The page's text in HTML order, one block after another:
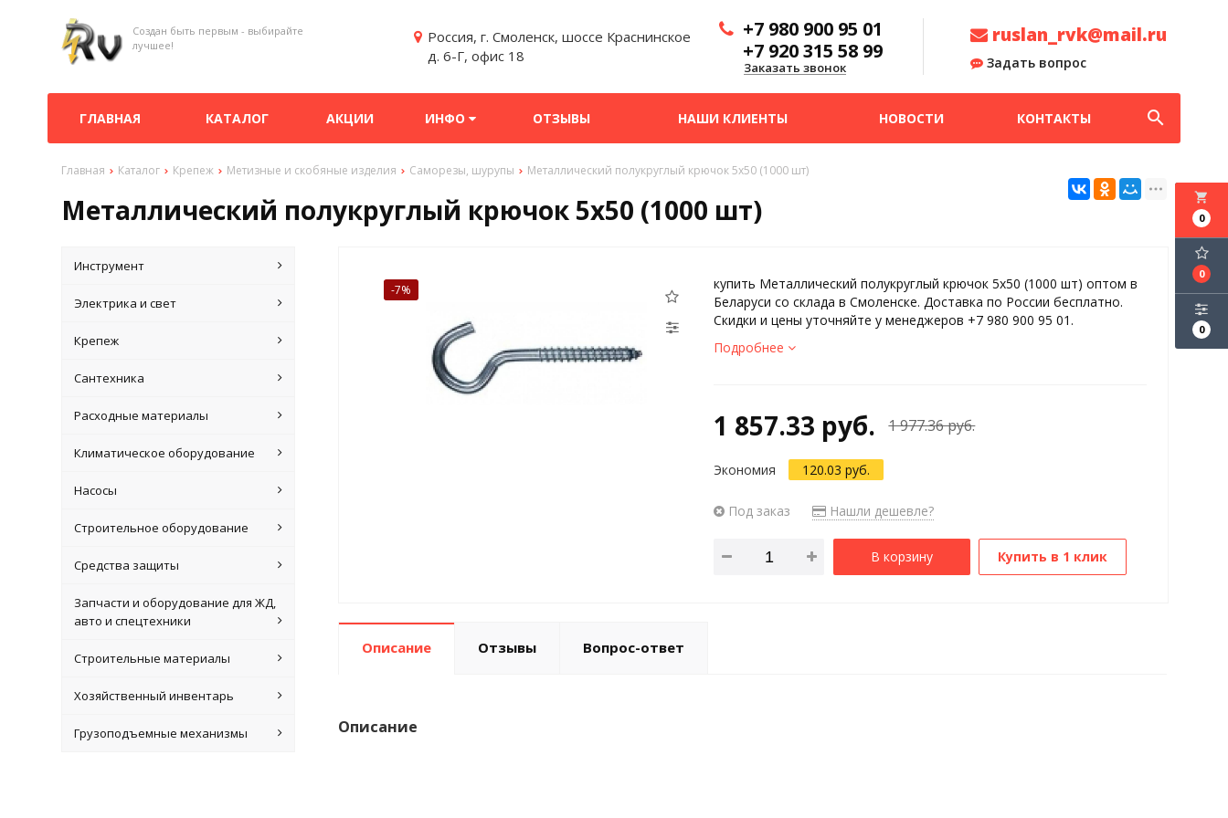
Создан быть первым - выбирайте
лучшее!
Россия, г. Смоленск, шоссе Краснинское
д. 6-Г, офис 18
+7 980 900 95 01
+7 920 315 58 99
Заказать звонок
ruslan_rvk@mail.ru
Задать вопрос
ГЛАВНАЯ КАТАЛОГ АКЦИИ ИНФО ОТЗЫВЫ НАШИ КЛИЕНТЫ НОВОСТИ КОНТАКТЫ search
Главная Каталог Крепеж Метизные и скобяные изделия Саморезы, шурупы Металлический полукруглый крючок 5х50 (1000 шт)
Металлический полукруглый крючок 5х50 (1000 шт) local_grocery_store
0
0
0
Инструмент
Электрика и свет
Крепеж
Сантехника
Расходные материалы
Климатическое оборудование
Насосы
Строительное оборудование
Средства защиты
Запчасти и оборудование для ЖД,
авто и спецтехники
Строительные материалы
Хозяйственный инвентарь
Грузоподъемные механизмы
-7%
купить Металлический полукруглый крючок 5х50 (1000 шт) оптом в
Беларуси со склада в Смоленске. Доставка по России бесплатно.
Скидки и цены уточняйте у менеджеров +7 980 900 95 01.
Подробнее
1 857.33 руб. 1 977.36 руб.
Экономия 120.03 руб.
Под заказ Нашли дешевле?
В корзину Купить в 1 клик
Описание Отзывы Вопрос-ответ
Описание